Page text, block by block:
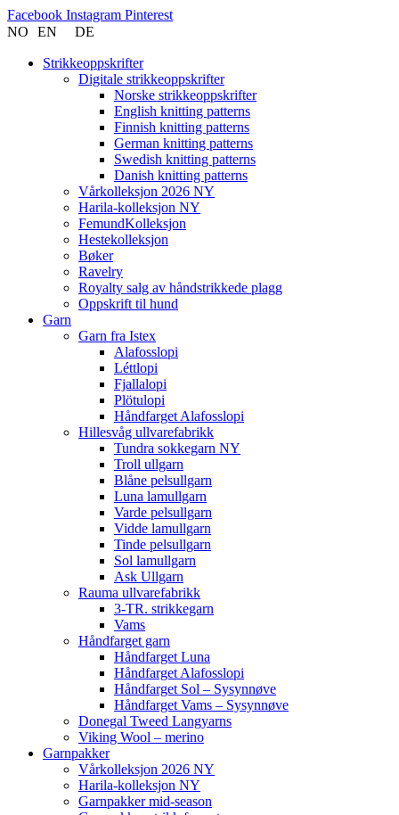
Facebook Instagram Pinterest
NO
EN DE
Strikkeoppskrifter
Digitale strikkeoppskrifter
Norske strikkeoppskrifter
English knitting patterns
Finnish knitting patterns
German knitting patterns
Swedish knitting patterns
Danish knitting patterns
Vårkolleksjon 2026 NY
Harila-kolleksjon NY
FemundKolleksjon
Hestekolleksjon
Bøker
Ravelry
Royalty salg av håndstrikkede plagg
Oppskrift til hund
Garn
Garn fra Istex
Alafosslopi
Léttlopi
Fjallalopi
Plötulopi
Håndfarget Alafosslopi
Hillesvåg ullvarefabrikk
Tundra sokkegarn NY
Troll ullgarn
Blåne pelsullgarn
Luna lamullgarn
Varde pelsullgarn
Vidde lamullgarn
Tinde pelsullgarn
Sol lamullgarn
Ask Ullgarn
Rauma ullvarefabrikk
3-TR. strikkegarn
Vams
Håndfarget garn
Håndfarget Luna
Håndfarget Alafosslopi
Håndfarget Sol – Sysynnøve
Håndfarget Vams – Sysynnøve
Donegal Tweed Langyarns
Viking Wool – merino
Garnpakker
Vårkolleksjon 2026 NY
Harila-kolleksjon NY
Garnpakker mid-season